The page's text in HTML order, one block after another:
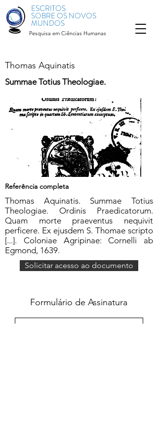
ESCRITOS
SOBRE OS NOVOS
MUNDOS
Pesquisa em Ciências Humanas
Thomas Aquinatis
Summae Totius Theologiae.
Referência completa
Thomas Aquinatis. Summae Totius
Theologiae. Ordinis Praedicatorum.
Quam morte praeventus nequivit
perficere. Ex ejusdem S. Thomae scripto
[...]. Coloniae Agripinae: Cornelli ab
Egmond, 1639.
Solicitar acesso ao documento
Formulário de Assinatura